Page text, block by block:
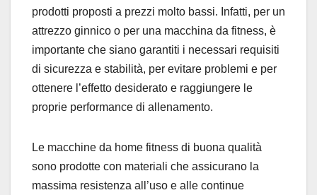
prodotti proposti a prezzi molto bassi. Infatti, per un
attrezzo ginnico o per una macchina da fitness, è
importante che siano garantiti i necessari requisiti
di sicurezza e stabilità, per evitare problemi e per
ottenere l’effetto desiderato e raggiungere le
proprie performance di allenamento.
Le macchine da home fitness di buona qualità
sono prodotte con materiali che assicurano la
massima resistenza all’uso e alle continue